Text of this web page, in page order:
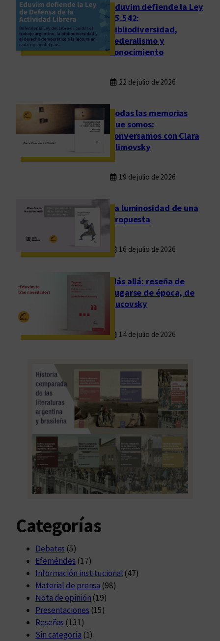
Eduvim defiende la Ley
25.542:
bibliodiversidad,
federalismo y
conocimiento
22 de julio de 2026
Todas las memorias
que somos:
conversamos con Clara
Klimovsky
19 de julio de 2026
La luminosidad de una
propuesta
16 de julio de 2026
Más allá: reseña de
Fugarse de época, de
Rucovsky
14 de julio de 2026
Categorías
Debates (5)
Efemérides (17)
Información institucional (47)
Material de prensa (98)
Nota de opinión (19)
Presentaciones (15)
Reseñas (131)
Sin categoría (1)